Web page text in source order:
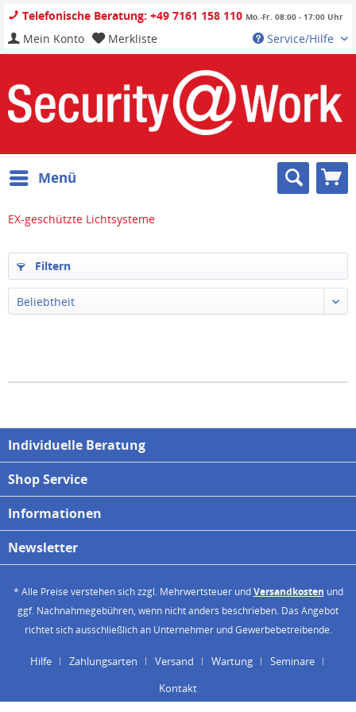
Telefonische Beratung: +49 7161 158 110 Mo.-Fr. 08:00 - 17:00 Uhr
Service/Hilfe
Mein Konto Merkliste
Menü
EX-geschützte Lichtsysteme
Filtern
Beliebtheit
Individuelle Beratung
Shop Service
Informationen
Newsletter
* Alle Preise verstehen sich zzgl. Mehrwertsteuer undVersandkosten und
ggf. Nachnahmegebühren, wenn nicht anders beschrieben. Das Angebot
richtet sich ausschließlich an Unternehmer und Gewerbebetreibende.
Hilfe Zahlungsarten Versand Wartung
Seminare
Kontakt